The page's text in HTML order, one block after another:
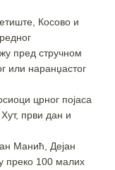
Косово и
пред стручном
или наранџастог
црног појаса
први дан и
Манић, Дејан
преко 100 малих